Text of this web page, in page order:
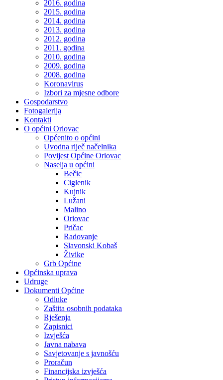
2016. godina
2015. godina
2014. godina
2013. godina
2012. godina
2011. godina
2010. godina
2009. godina
2008. godina
Koronavirus
Izbori za mjesne odbore
Gospodarstvo
Fotogalerija
Kontakti
O općini Oriovac
Općenito o općini
Uvodna riječ načelnika
Povijest Općine Oriovac
Naselja u općini
Bečic
Ciglenik
Kujnik
Lužani
Malino
Oriovac
Pričac
Radovanje
Slavonski Kobaš
Živike
Grb Općine
Općinska uprava
Udruge
Dokumenti Općine
Odluke
Zaštita osobnih podataka
Rješenja
Zapisnici
Izvješća
Javna nabava
Savjetovanje s javnošću
Proračun
Financijska izvješća